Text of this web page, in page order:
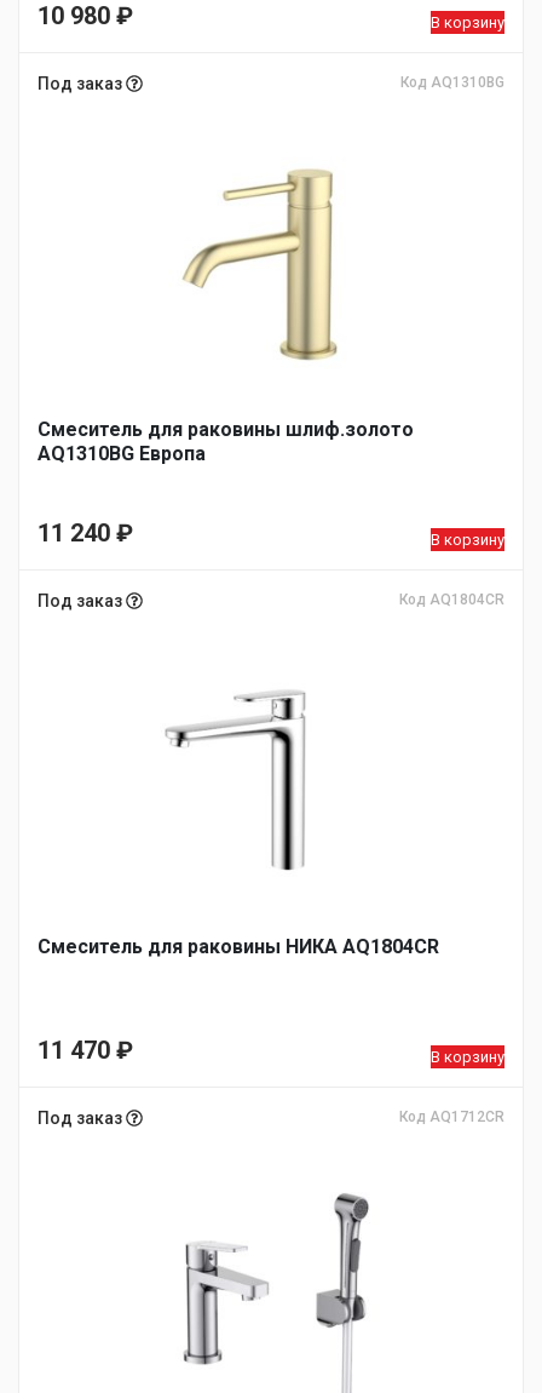
10 980 ₽ В корзину
Под заказ Код AQ1310BG
Смеситель для раковины шлиф.золото
AQ1310BG Европа
11 240 ₽ В корзину
Под заказ Код AQ1804CR
Смеситель для раковины НИКА AQ1804CR
11 470 ₽ В корзину
Под заказ Код AQ1712CR